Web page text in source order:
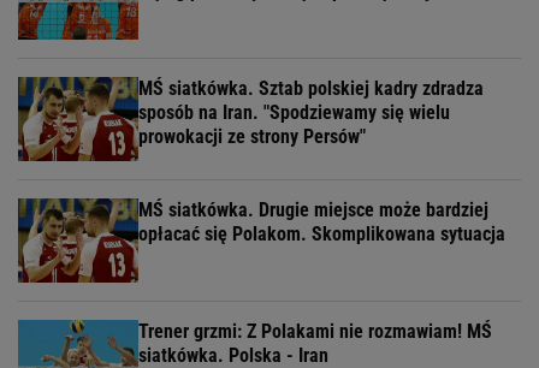
MŚ siatkówka. Sztab polskiej kadry zdradza
sposób na Iran. "Spodziewamy się wielu
prowokacji ze strony Persów"
MŚ siatkówka. Drugie miejsce może bardziej
opłacać się Polakom. Skomplikowana sytuacja
Trener grzmi: Z Polakami nie rozmawiam! MŚ
siatkówka. Polska - Iran